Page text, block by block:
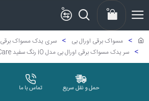
0 0
مسواک برقی اورال بی
سری یدک مسواک برقی
سر یدک مسواک برقی اورال بی مدل iO رنگ سفید Gentle Care(بسته دو عددی)
حمل و نقل سریع تماس با ما